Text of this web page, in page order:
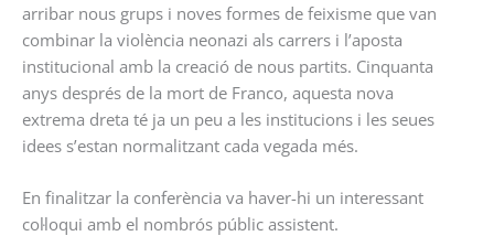
arribar nous grups i noves formes de feixisme que van
combinar la violència neonazi als carrers i l’aposta
institucional amb la creació de nous partits. Cinquanta
anys després de la mort de Franco, aquesta nova
extrema dreta té ja un peu a les institucions i les seues
idees s’estan normalitzant cada vegada més.
En finalitzar la conferència va haver-hi un interessant
col·loqui amb el nombrós públic assistent.